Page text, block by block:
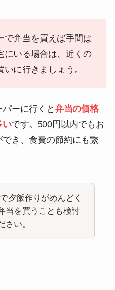
で弁当を買えば手間は
にいる場合は、近くの
に行きましょう。
ーに行くと弁当の価格
いです。500円以内でもお
き、食費の節約にも繋
夕飯作りがめんどく
当を買うことも検討
さい。